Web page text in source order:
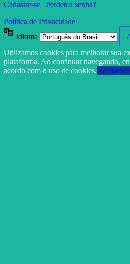
Cadastre-se | Perdeu a senha?
Política de Privacidade
Idioma
Utilizamos cookies para melhorar sua
plataforma. Ao continuar navegando,
acordo com o uso de cookies.Aceitar